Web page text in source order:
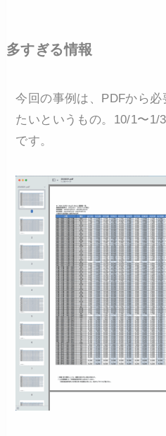
多すぎる情報
今回の事例は、PDFから
たいというもの。10/1〜1/
です。